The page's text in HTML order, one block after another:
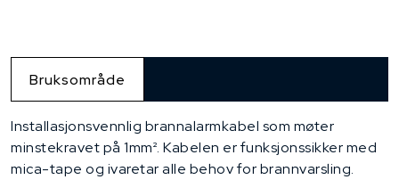
Bruksområde
Installasjonsvennlig brannalarmkabel som møter
minstekravet på 1mm². Kabelen er funksjonssikker med
mica-tape og ivaretar alle behov for brannvarsling.